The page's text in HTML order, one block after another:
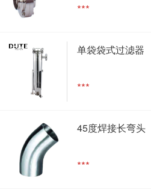
***
单袋袋式过滤器
***
45度焊接长弯头
***